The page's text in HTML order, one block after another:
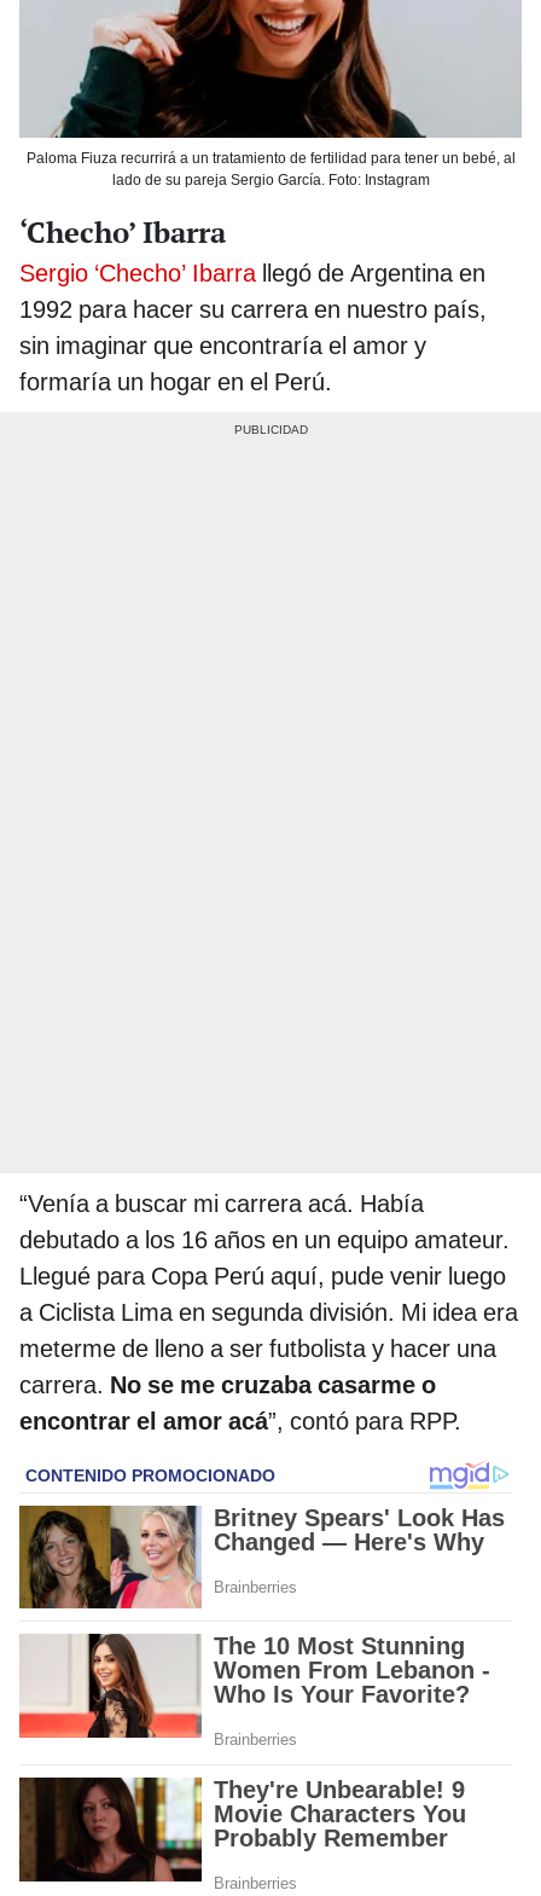
Paloma Fiuza recurrirá a un tratamiento de fertilidad para tener un bebé, al
lado de su pareja Sergio García. Foto: Instagram
‘Checho’ Ibarra
Sergio ‘Checho’ Ibarrallegó de Argentina en
1992 para hacer su carrera en nuestro país,
sin imaginar que encontraría el amor y
formaría un hogar en el Perú.
“Venía a buscar mi carrera acá. Había
debutado a los 16 años en un equipo amateur.
Llegué para Copa Perú aquí, pude venir luego
a Ciclista Lima en segunda división. Mi idea era
meterme de lleno a ser futbolista y hacer una
carrera. No se me cruzaba casarme o
encontrar el amor acá”, contó para RPP.